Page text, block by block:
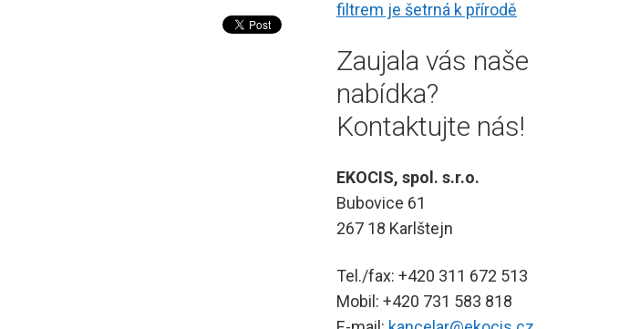
filtrem je šetrná k přírodě
Zaujala vás naše
nabídka?
Kontaktujte nás!
EKOCIS, spol. s.r.o.
Bubovice 61
267 18 Karlštejn
Tel./fax: +420 311 672 513
Mobil: +420 731 583 818